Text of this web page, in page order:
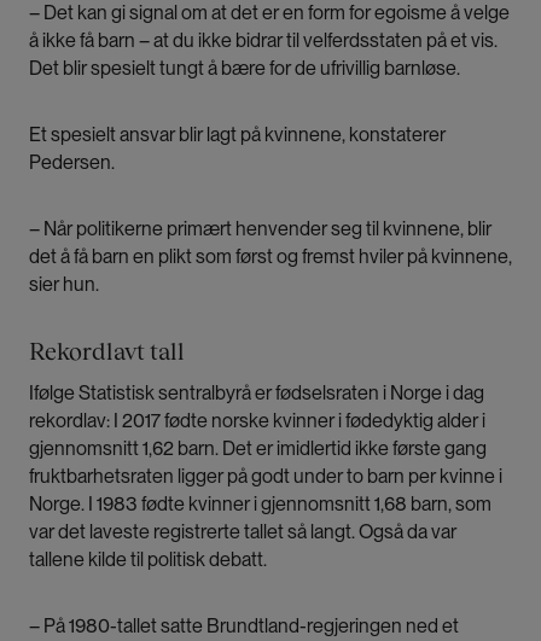
– Det kan gi signal om at det er en form for egoisme å velge
å ikke få barn – at du ikke bidrar til velferdsstaten på et vis.
Det blir spesielt tungt å bære for de ufrivillig barnløse.
Et spesielt ansvar blir lagt på kvinnene, konstaterer
Pedersen.
– Når politikerne primært henvender seg til kvinnene, blir
det å få barn en plikt som først og fremst hviler på kvinnene,
sier hun.
Rekordlavt tall
Ifølge Statistisk sentralbyrå er fødselsraten i Norge i dag
rekordlav: I 2017 fødte norske kvinner i fødedyktig alder i
gjennomsnitt 1,62 barn. Det er imidlertid ikke første gang
fruktbarhetsraten ligger på godt under to barn per kvinne i
Norge. I 1983 fødte kvinner i gjennomsnitt 1,68 barn, som
var det laveste registrerte tallet så langt. Også da var
tallene kilde til politisk debatt.
– På 1980-tallet satte Brundtland-regjeringen ned et